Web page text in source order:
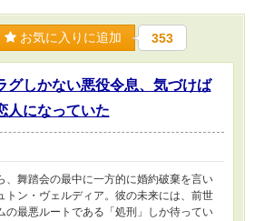
お気に入りに追加 353
グしかない悪役令息、気づけば
人になっていた
、舞踏会の最中に一方的に婚約破棄を言い
トン・ヴェルディア。彼の未来には、前世
の最悪ルートである「処刑」しか待ってい